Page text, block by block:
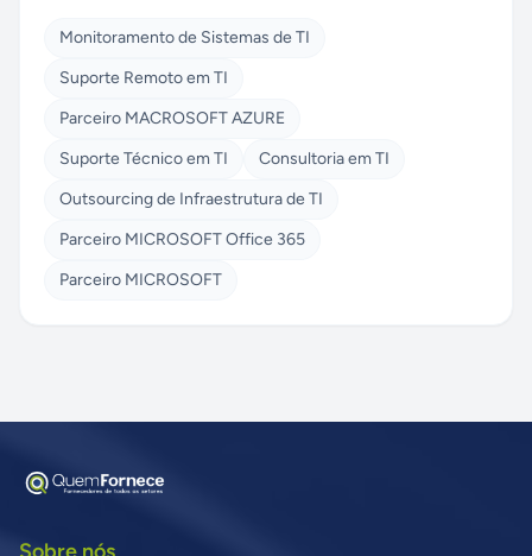
Monitoramento de Sistemas de TI
Suporte Remoto em TI
Parceiro MACROSOFT AZURE
Suporte Técnico em TI
Consultoria em TI
Outsourcing de Infraestrutura de TI
Parceiro MICROSOFT Office 365
Parceiro MICROSOFT